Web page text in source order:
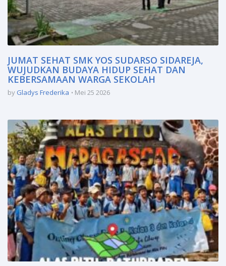
JUMAT SEHAT SMK YOS SUDARSO SIDAREJA,
WUJUDKAN BUDAYA HIDUP SEHAT DAN
KEBERSAMAAN WARGA SEKOLAH
by Gladys Frederika Mei 25 2026